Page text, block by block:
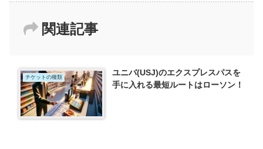
関連記事
チケットの種類
ユニバ(USJ)のエクスプレスパスを
手に入れる最短ルートはローソン！